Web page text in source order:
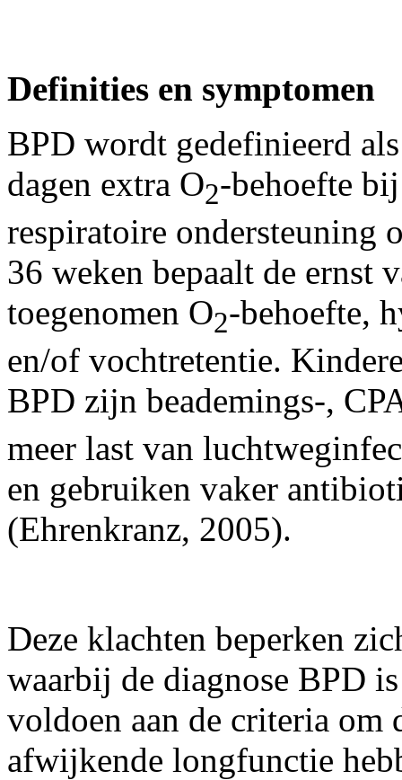
Definities en symptomen
BPD wordt gedefinieerd
dagen extra O2-behoefte
respiratoire ondersteuning
36 weken bepaalt de ernst
toegenomen O2-behoefte,
en/of vochtretentie.
BPD zijn beademings-,
meer last van
en gebruiken vaker
(Ehrenkranz, 2005).
Deze klachten beperken
waarbij de diagnose BPD
voldoen aan de criteria om
afwijkende longfunctie